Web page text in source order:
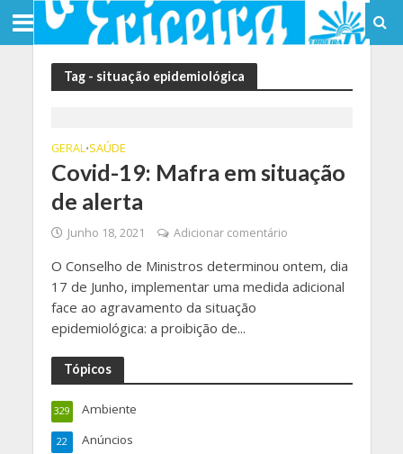
Tag - situação epidemiológica
GERAL•SAÚDE
Covid-19: Mafra em situação
de alerta
Junho 18, 2021 Adicionar comentário
O Conselho de Ministros determinou ontem, dia
17 de Junho, implementar uma medida adicional
face ao agravamento da situação
epidemiológica: a proibição de...
Tópicos
Ambiente
329
Anúncios
22